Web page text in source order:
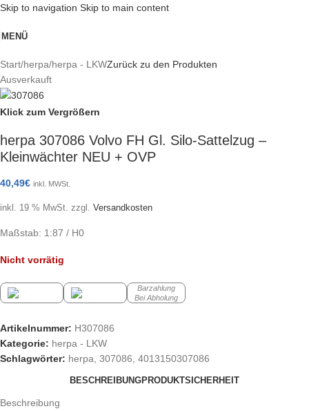
Skip to navigation Skip to main content
MENÜ
Start/herpa/herpa - LKWZurück zu den Produkten
Ausverkauft
Klick zum Vergrößern
herpa 307086 Volvo FH Gl. Silo-Sattelzug –
Kleinwächter NEU + OVP
40,49€ inkl. MWSt.
inkl. 19 % MwSt. zzgl. Versandkosten
Maßstab: 1:87 / H0
Nicht vorrätig
Barzahlung
Bei Abholung
Artikelnummer: H307086
Kategorie: herpa - LKW
Schlagwörter: herpa, 307086, 4013150307086
BESCHREIBUNGPRODUKTSICHERHEIT
Beschreibung